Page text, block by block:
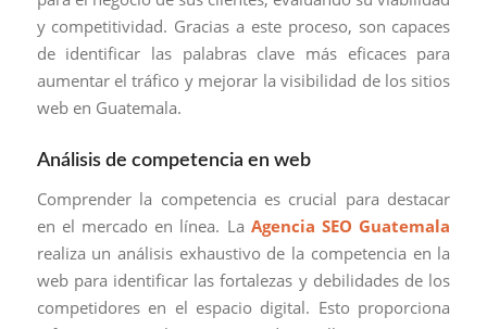
y competitividad. Gracias a este proceso, son capaces
de identificar las palabras clave más eficaces para
aumentar el tráfico y mejorar la visibilidad de los sitios
web en Guatemala.
Análisis de competencia en web
Comprender la competencia es crucial para destacar
en el mercado en línea. La Agencia SEO Guatemala
realiza un análisis exhaustivo de la competencia en la
web para identificar las fortalezas y debilidades de los
competidores en el espacio digital. Esto proporciona